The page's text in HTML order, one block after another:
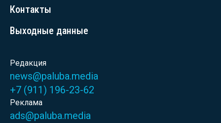
Контакты
Выходные данные
Редакция
news@paluba.media
+7 (911) 196-23-62
Реклама
ads@paluba.media